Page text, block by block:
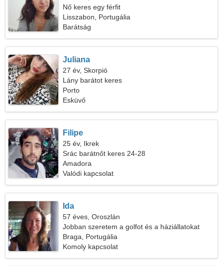
Nő keres egy férfit
Lisszabon, Portugália
Barátság
Juliana
27 év, Skorpió
Lány barátot keres
Porto
Esküvő
Filipe
25 év, Ikrek
Srác barátnőt keres 24-28
Amadora
Valódi kapcsolat
Ida
57 éves, Oroszlán
Jobban szeretem a golfot és a háziállatokat
Braga, Portugália
Komoly kapcsolat